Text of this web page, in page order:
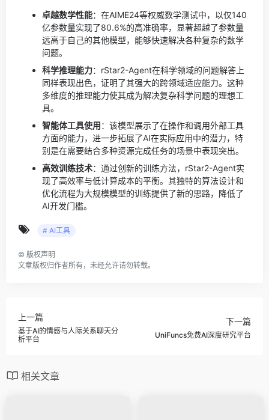
卓越数学性能：在AIME24等权威数学测试中，以仅140
亿参数量实现了80.6%的高准确率，显著超越了参数量
远高于自己的其他模型，能够快速解决各种复杂的数学
问题。
科学推理能力：rStar2-Agent在科学领域的问题解答上
同样表现出色，证明了其强大的跨领域适应能力。这种
多维度的推理能力使其成为解决复杂科学问题的理想工
具。
智能体工具使用：该模型展示了在操作和调用外部工具
方面的能力，进一步拓展了AI在实际应用中的潜力，特
别是在需要结合多种资源完成任务的场景中表现突出。
高效训练技术：通过创新的训练方法，rStar2-Agent实
现了高效率与低计算成本的平衡。其独特的算法设计和
优化流程为大规模模型的训练提供了新的思路，降低了
AI开发门槛。
# AI工具
© 版权声明
文章版权归作者所有，未经允许请勿转载。
上一篇
基于AI的情感与人际关系聊天分
析平台
下一篇
UniFuncs免费AI深度研究平台
相关文章